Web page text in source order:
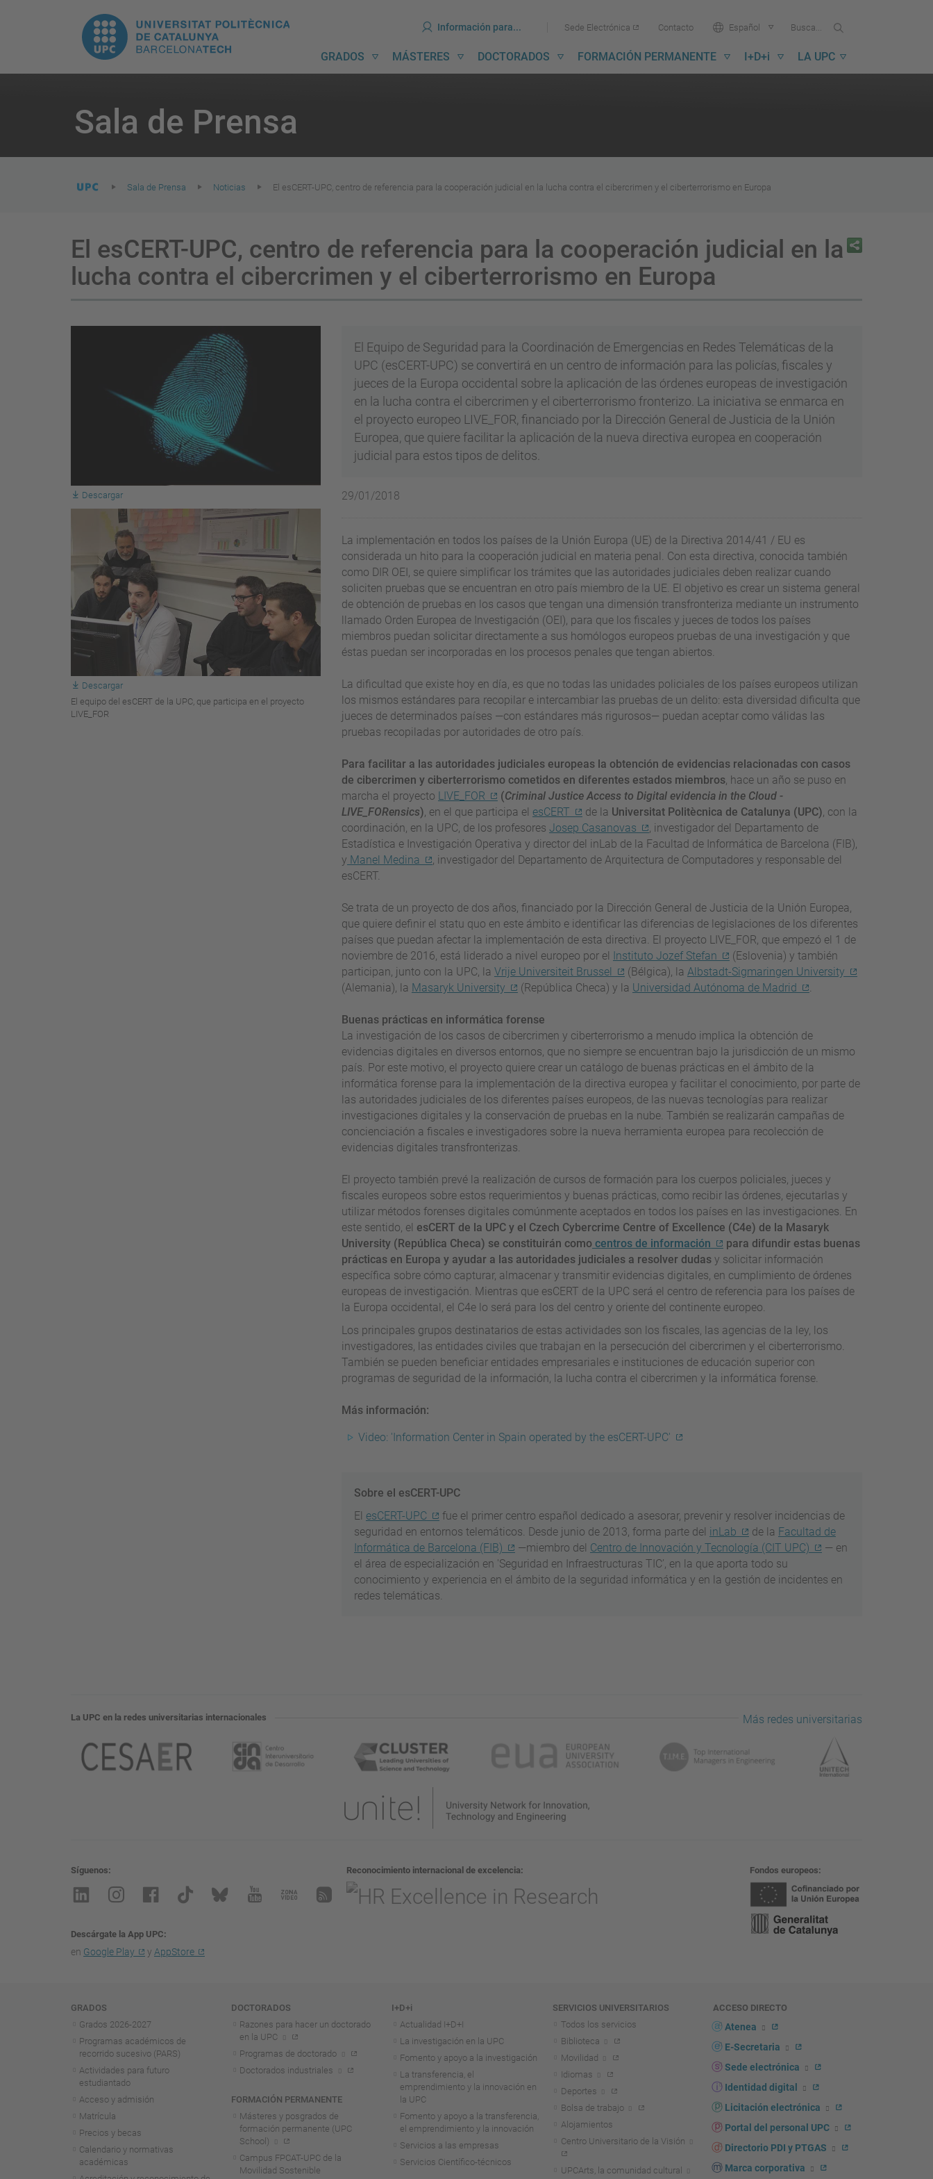
UPC.
Universitat
Politècnica
de
Catalunya
Ir
al
Ir
al
Información para... Sede Electrónica Contacto Idioma:Español
Buscar
UPC
Navegación
GRADOS MÁSTERES DOCTORADOS FORMACIÓN PERMANENTE I+D+i LA UPC
Sala de Prensa
are
here:
Sala de Prensa Noticias El esCERT-UPC, centro de referencia para la cooperación judicial en la lucha contra el cibercrimen y el ciberterrorismo en Europa
El esCERT-UPC, centro de referencia para la cooperación judicial en la
lucha contra el cibercrimen y el ciberterrorismo en Europa
Descargar
Descargar
El equipo del esCERT de la UPC, que participa en el proyecto
LIVE_FOR
El Equipo de Seguridad para la Coordinación de Emergencias en Redes Telemáticas de la
UPC (esCERT-UPC) se convertirá en un centro de información para las policías, fiscales y
jueces de la Europa occidental sobre la aplicación de las órdenes europeas de investigación
en la lucha contra el cibercrimen y el ciberterrorismo fronterizo. La iniciativa se enmarca en
el proyecto europeo LIVE_FOR, financiado por la Dirección General de Justicia de la Unión
Europea, que quiere facilitar la aplicación de la nueva directiva europea en cooperación
judicial para estos tipos de delitos.
29/01/2018
La implementación en todos los países de la Unión Europa (UE) de la Directiva 2014/41 / EU es
considerada un hito para la cooperación judicial en materia penal. Con esta directiva, conocida también
como DIR OEI, se quiere simplificar los trámites que las autoridades judiciales deben realizar cuando
soliciten pruebas que se encuentran en otro país miembro de la UE. El objetivo es crear un sistema general
de obtención de pruebas en los casos que tengan una dimensión transfronteriza mediante un instrumento
llamado Orden Europea de Investigación (OEI), para que los fiscales y jueces de todos los países
miembros puedan solicitar directamente a sus homólogos europeos pruebas de una investigación y que
éstas puedan ser incorporadas en los procesos penales que tengan abiertos.
La dificultad que existe hoy en día, es que no todas las unidades policiales de los países europeos utilizan
los mismos estándares para recopilar e intercambiar las pruebas de un delito: esta diversidad dificulta que
jueces de determinados países —con estándares más rigurosos— puedan aceptar como válidas las
pruebas recopiladas por autoridades de otro país.
Para facilitar a las autoridades judiciales europeas la obtención de evidencias relacionadas con casos
de cibercrimen y ciberterrorismo cometidos en diferentes estados miembros, hace un año se puso en
marcha el proyecto LIVE_FOR (Criminal Justice Access to Digital evidencia in the Cloud -
LIVE_FORensics), en el que participa el esCERT de la Universitat Politècnica de Catalunya (UPC), con la
coordinación, en la UPC, de los profesores Josep Casanovas
, investigador del Departamento de
Estadística e Investigación Operativa y director del inLab de la Facultad de Informática de Barcelona (FIB),
y Manel Medina
, investigador del Departamento de Arquitectura de Computadores y responsable del
esCERT.
Se trata de un proyecto de dos años, financiado por la Dirección General de Justicia de la Unión Europea,
que quiere definir el statu quo en este ámbito e identificar las diferencias de legislaciones de los diferentes
países que puedan afectar la implementación de esta directiva. El proyecto LIVE_FOR, que empezó el 1 de
noviembre de 2016, está liderado a nivel europeo por el
Instituto Jozef Stefan
(Eslovenia) y también
participan, junto con la UPC, la Vrije Universiteit Brussel (Bélgica), la Albstadt-Sigmaringen University
(Alemania), la Masaryk University (República Checa) y la Universidad Autónoma de Madrid .
Buenas prácticas en informática forense
La investigación de los casos de cibercrimen y ciberterrorismo a menudo implica la obtención de
evidencias digitales en diversos entornos, que no siempre se encuentran bajo la jurisdicción de un mismo
país. Por este motivo, el proyecto quiere crear un catálogo de buenas prácticas en el ámbito de la
informática forense para la implementación de la directiva europea y facilitar el conocimiento, por parte de
las autoridades judiciales de los diferentes países europeos, de las nuevas tecnologías para realizar
investigaciones digitales y la conservación de pruebas en la nube. También se realizarán campañas de
concienciación a fiscales e investigadores sobre la nueva herramienta europea para recolección de
evidencias digitales transfronterizas.
El proyecto también prevé la realización de cursos de formación para los cuerpos policiales, jueces y
fiscales europeos sobre estos requerimientos y buenas prácticas, como recibir las órdenes, ejecutarlas y
utilizar métodos forenses digitales comúnmente aceptados en todos los países en las investigaciones. En
este sentido, el esCERT de la UPC y el Czech Cybercrime Centre of Excellence (C4e) de la Masaryk
University (República Checa) se constituirán comocentros de información
para difundir estas buenas
prácticas en Europa y ayudar a las autoridades judiciales a resolver dudasy solicitar información
específica sobre cómo capturar, almacenar y transmitir evidencias digitales, en cumplimiento de órdenes
europeas de investigación. Mientras que esCERT de la UPC será el centro de referencia para los países de
la Europa occidental, el C4e lo será para los del centro y oriente del continente europeo.
Los principales grupos destinatarios de estas actividades son los fiscales, las agencias de la ley, los
investigadores, las entidades civiles que trabajan en la persecución del cibercrimen y el ciberterrorismo.
También se pueden beneficiar entidades empresariales e instituciones de educación superior con
programas de seguridad de la información, la lucha contra el cibercrimen y la informática forense.
Más información:
Video: 'Information Center in Spain operated by the esCERT-UPC'
Sobre el esCERT-UPC
El esCERT-UPC
fue el primer centro español dedicado a asesorar, prevenir y resolver incidencias de
seguridad en entornos telemáticos. Desde junio de 2013, forma parte del inLab de la Facultad de
Informática de Barcelona (FIB)
—miembro del Centro de Innovación y Tecnología (CIT UPC)
— en
el área de especialización en 'Seguridad en Infraestructuras TIC’, en la que aporta todo su
conocimiento y experiencia en el ámbito de la seguridad informática y en la gestión de incidentes en
redes telemáticas.
La UPC en la redes universitarias internacionales Más redes universitarias
Síguenos
Descárgate la App UPC
en Google Play y AppStore
Reconocimiento internacional de excelencia Fondos europeos
Navegación
GRADOS
Grados 2026-2027
Programas académicos de
recorrido sucesivo (PARS)
Actividades para futuro
estudiantado
Acceso y admisión
Matrícula
Precios y becas
Calendario y normativas
académicas
DOCTORADOS
Razones para hacer un doctorado
en la UPC
Programas de doctorado
Doctorados industriales
FORMACIÓN PERMANENTE
Másteres y posgrados de
formación permanente (UPC
School)
Campus FPCAT-UPC de la
Movilidad Sostenible
I+D+i
Actualidad I+D+I
La investigación en la UPC
Fomento y apoyo a la investigación
La transferencia, el
emprendimiento y la innovación en
la UPC
Fomento y apoyo a la transferencia,
el emprendimiento y la innovación
Servicios a las empresas
Servicios Científico-técnicos
SERVICIOS UNIVERSITARIOS
Todos los servicios
Biblioteca
Movilidad
Idiomas
Deportes
Bolsa de trabajo
Alojamientos
Centro Universitario de la Visión
UPCArts, la comunidad cultural
ACCESO DIRECTO
Atenea
E-Secretaria
Sede electrónica
Identidad digital
Licitación electrónica
Portal del personal UPC
Directorio PDI y PTGAS
Marca corporativa